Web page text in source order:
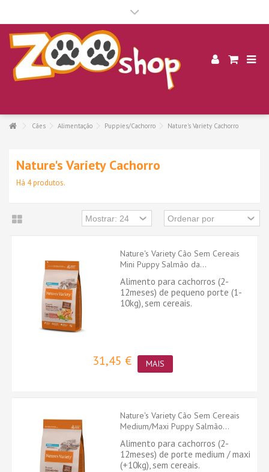
Cães Alimentação Puppies/Cachorro Nature's Variety Cachorro
Nature's Variety Cachorro
Há 4 produtos.
Nature's Variety Cão Sem Cereais
Mini Puppy Salmão da...
Alimento para cachorros (2-
12meses) de pequeno porte (1-
10kg), sem cereais.
31,45 € MAIS
Nature's Variety Cão Sem Cereais
Medium/Maxi Puppy Salmão...
Alimento para cachorros (2-
12meses) de porte medium / maxi
(+10kg), sem cereais.